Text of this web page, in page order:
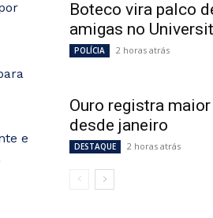
e
Boteco vira palco
amigas no
POLÍCIA 2 horas atrás
Ouro registra
desde janeiro
DESTAQUE 2 horas atrás